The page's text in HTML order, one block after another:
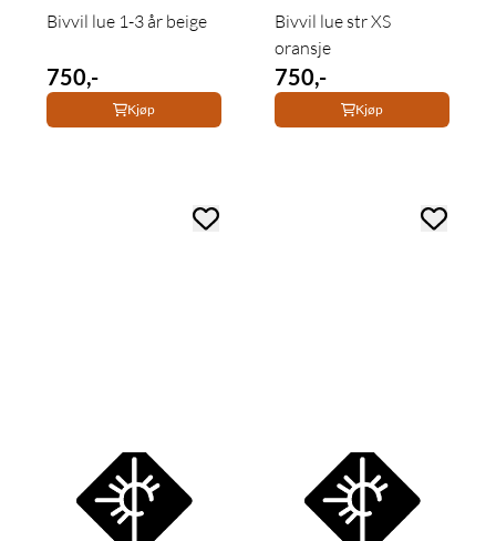
Bivvil lue 1-3 år beige
750,-
Kjøp
Bivvil lue str XS
oransje
750,-
Kjøp